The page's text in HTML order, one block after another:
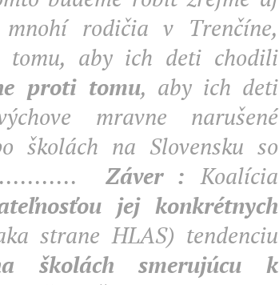
rodičia v Trenčíne,
aby ich deti chodili
proti tomu, aby ich deti
mravne narušené
školách na Slovensku so
Záver :Koalícia
jej konkrétnych
strane HLAS) tendenciu
školách smerujúcu k